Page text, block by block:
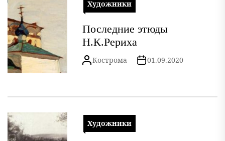
Художники
Последние этюды
Н.К.Рериха
Кострома 01.09.2020
Художники